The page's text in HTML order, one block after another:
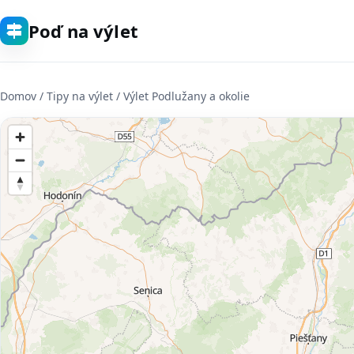
Poď na výlet
Domov / Tipy na výlet / Výlet Podlužany a okolie